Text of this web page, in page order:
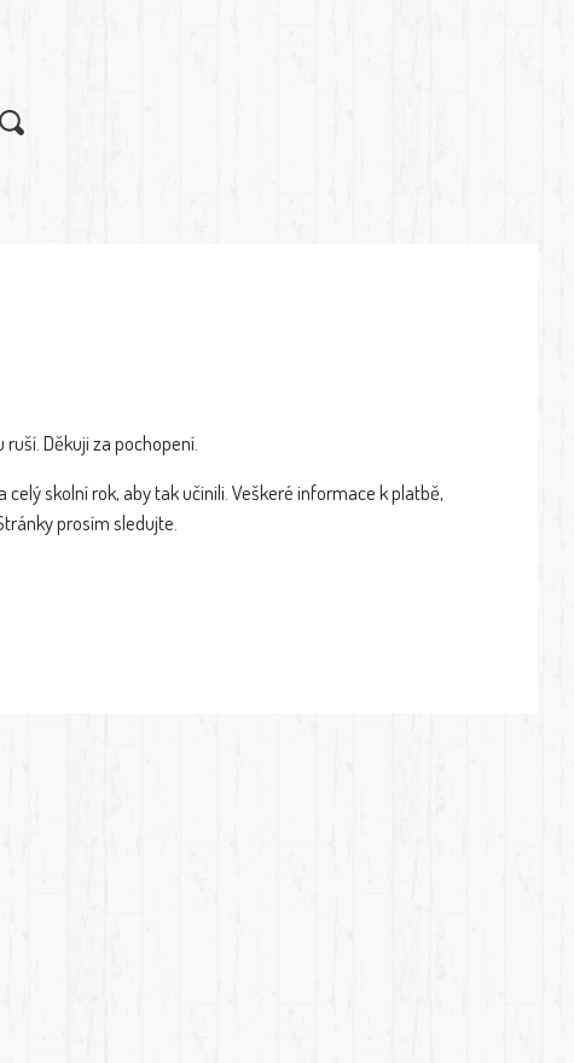
Děkuji za pochopení.
skolní rok, aby tak učinili. Veškeré informace k platbě,
prosím sledujte.